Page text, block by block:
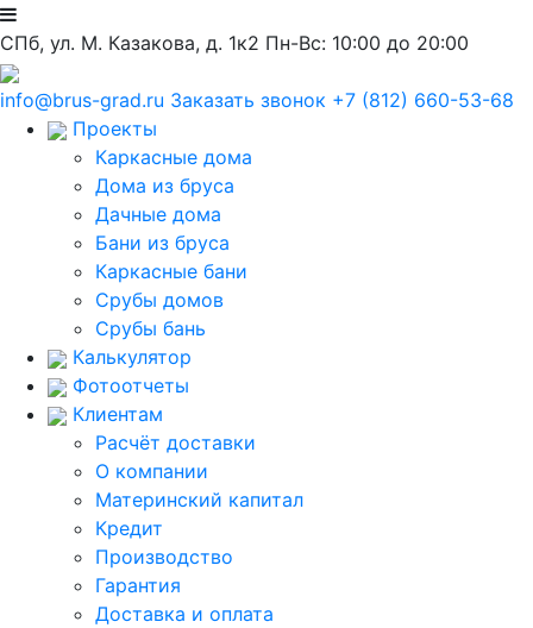
СПб, ул. М. Казакова, д. 1к2 Пн-Вс: 10:00 до 20:00
info@brus-grad.ru Заказать звонок +7 (812) 660-53-68
Проекты
Каркасные дома
Дома из бруса
Дачные дома
Бани из бруса
Каркасные бани
Срубы домов
Срубы бань
Калькулятор
Фотоотчеты
Клиентам
Расчёт доставки
О компании
Материнский капитал
Кредит
Производство
Гарантия
Доставка и оплата